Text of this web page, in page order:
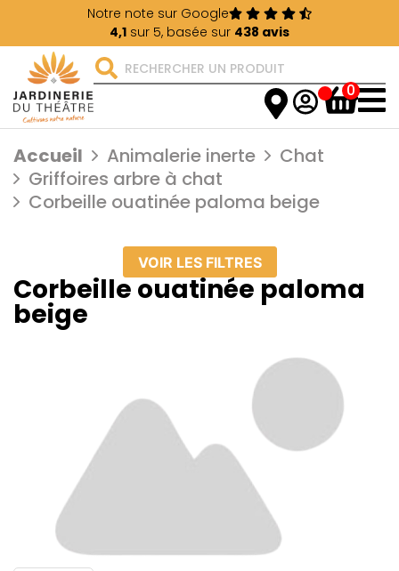
Notre note sur Google
4,1 sur 5, basée sur 438 avis
0
Accueil Animalerie inerte
Chat
Griffoires arbre à chat
Corbeille ouatinée paloma beige
VOIR LES FILTRES
Corbeille ouatinée paloma
beige